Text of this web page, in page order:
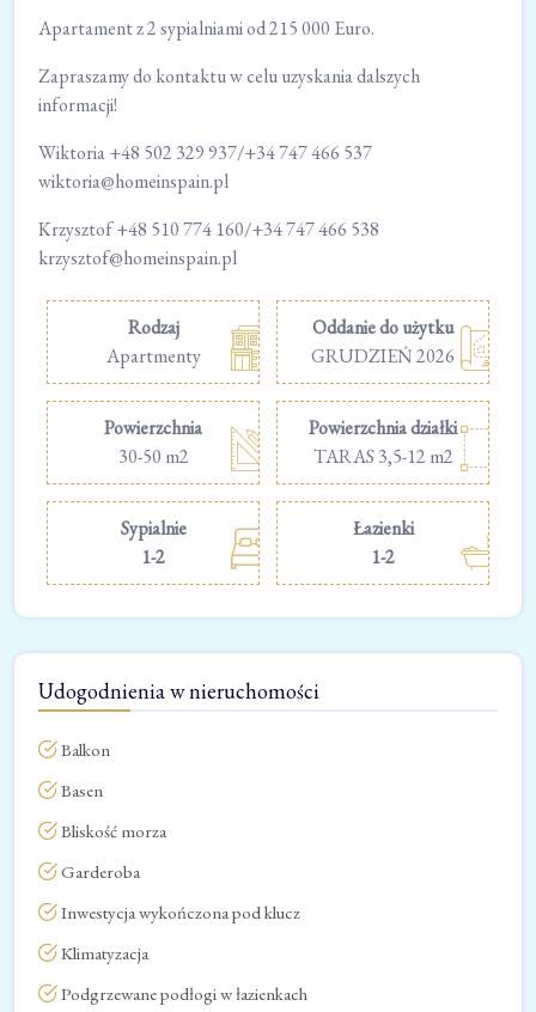
Apartament z 2 sypialniami od 215 000 Euro.
Zapraszamy do kontaktu w celu uzyskania dalszych
informacji!
Wiktoria +48 502 329 937/+34 747 466 537
wiktoria@homeinspain.pl
Krzysztof +48 510 774 160/+34 747 466 538
krzysztof@homeinspain.pl
Rodzaj
Apartmenty
Oddanie do użytku
GRUDZIEŃ 2026
Powierzchnia
30-50 m2
Powierzchnia działki
TARAS 3,5-12 m2
Sypialnie
1-2
Łazienki
1-2
Udogodnienia w nieruchomości
Balkon
Basen
Bliskość morza
Garderoba
Inwestycja wykończona pod klucz
Klimatyzacja
Podgrzewane podłogi w łazienkach